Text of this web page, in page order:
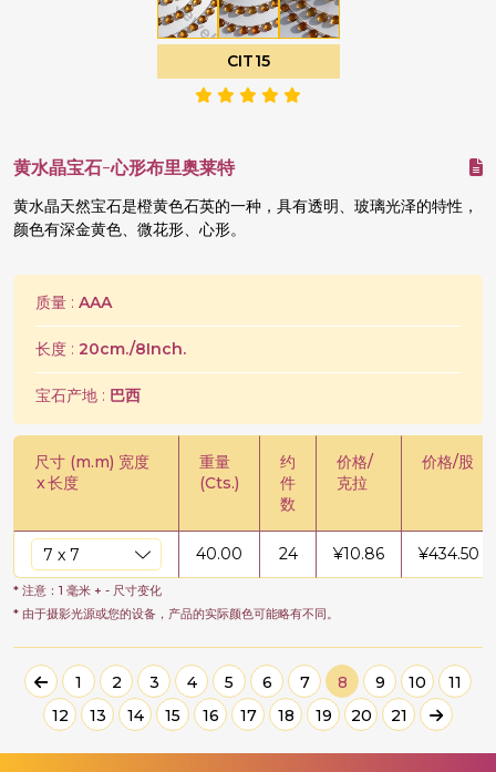
CIT15
黄水晶宝石-心形布里奥莱特
黄水晶天然宝石是橙黄色石英的一种，具有透明、玻璃光泽的特性，
颜色有深金黄色、微花形、心形。
质量 : AAA
长度 : 20cm./8Inch.
宝石产地 : 巴西
尺寸 (m.m) 宽度
x长度
重量
(Cts.)
约
件
数
价格/
克拉
价格/股
40.00 24 ¥10.86 ¥434.50
* 注意：1 毫米 + - 尺寸变化
* 由于摄影光源或您的设备，产品的实际颜色可能略有不同。
1 2 3 4 5 6 7 8 9 10
11
12
13 14 15 16 17 18 19 20 21